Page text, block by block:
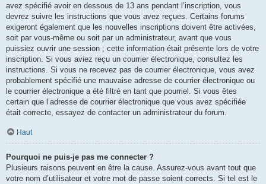
avez spécifié avoir en dessous de 13 ans pendant l’inscription, vous
devrez suivre les instructions que vous avez reçues. Certains forums
exigeront également que les nouvelles inscriptions doivent être activées,
soit par vous-même ou soit par un administrateur, avant que vous
puissiez ouvrir une session ; cette information était présente lors de votre
inscription. Si vous aviez reçu un courrier électronique, consultez les
instructions. Si vous ne recevez pas de courrier électronique, vous avez
probablement spécifié une mauvaise adresse de courrier électronique ou
le courrier électronique a été filtré en tant que pourriel. Si vous êtes
certain que l’adresse de courrier électronique que vous avez spécifiée
était correcte, essayez de contacter un administrateur du forum.
Haut
Pourquoi ne puis-je pas me connecter ?
Plusieurs raisons peuvent en être la cause. Assurez-vous avant tout que
votre nom d’utilisateur et votre mot de passe soient corrects. Si tel est le